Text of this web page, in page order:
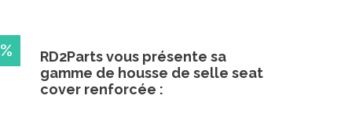
RD2Parts vous présente sa
gamme de housse de selle seat
cover renforcée :